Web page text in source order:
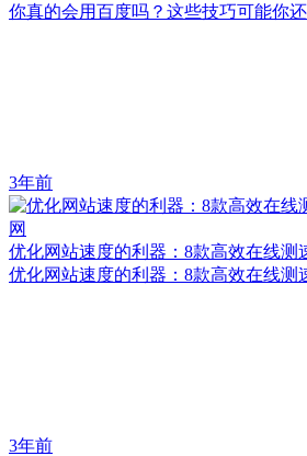
你真的会用百度吗？这些技巧可能你
3年前
优化网站速度的利器：8款高效在线测
优化网站速度的利器：8款高效在线测
3年前